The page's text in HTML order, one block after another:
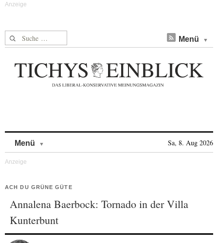
Suche nach: Menü
Menü Sa, 8. Aug 2026
ACH DU GRÜNE GÜTE
Annalena Baerbock: Tornado in der Villa
Kunterbunt